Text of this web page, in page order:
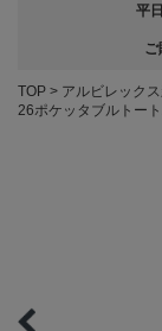
平
ご
TOP アルビレック
26ポケッタブルトー